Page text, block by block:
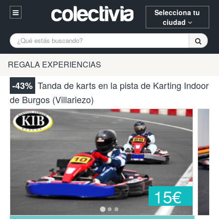
Selecciona tu
ciudad
Entrar
94 652 38 15 (L-V 10:30-15:00)
¿Necesitas ayuda? Escríbenos
A Coruña Alicante
Bilbao Burgos Donostia
Gijón Huesca
Madrid Oviedo Palencia
Pamplona Santander Tarragona
Vitoria Zaragoza
REGALA EXPERIENCIAS
-43% Tanda de karts en la pista de Karting Indoor
de Burgos (Villariezo)
15€